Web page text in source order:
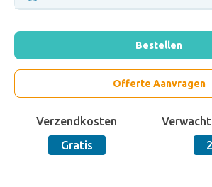
Bestellen
Offerte Aanvragen
Verzendkosten
Gratis